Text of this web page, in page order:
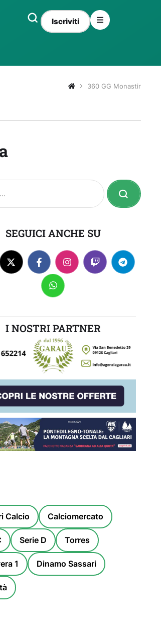
Iscriviti
360 GG Monastir
SEGUICI ANCHE SU
I NOSTRI PARTNER
Calcio Calciomercato
Serie D Torres
1 Dinamo Sassari